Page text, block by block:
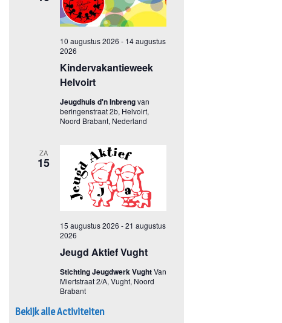
Bekijk alle Activiteiten